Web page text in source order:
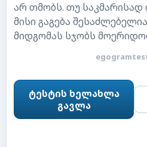
არ თმობს. თუ
მისი გაგება
მიდგომას სჯობს
ტესტის ხელახლა
გავლა